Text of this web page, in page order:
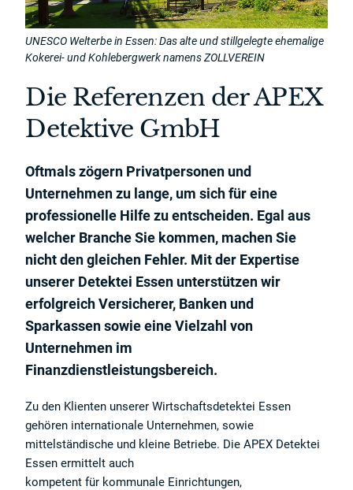
UNESCO Welterbe in Essen: Das alte und stillgelegte ehemalige
Kokerei- und Kohlebergwerk namens ZOLLVEREIN
Die Referenzen der APEX
Detektive GmbH
Oftmals zögern Privatpersonen und
Unternehmen zu lange, um sich für eine
professionelle Hilfe zu entscheiden. Egal aus
welcher Branche Sie kommen, machen Sie
nicht den gleichen Fehler. Mit der Expertise
unserer Detektei Essen unterstützen wir
erfolgreich Versicherer, Banken und
Sparkassen sowie eine Vielzahl von
Unternehmen im
Finanzdienstleistungsbereich.
Zu den Klienten unserer Wirtschaftsdetektei Essen
gehören internationale Unternehmen, sowie
mittelständische und kleine Betriebe. Die APEX Detektei
Essen ermittelt auch
kompetent für kommunale Einrichtungen,